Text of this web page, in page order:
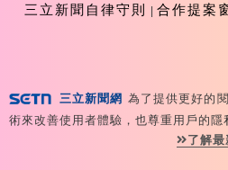
三立新聞自律守則
合作提案
Copyright ©2026 Sanlih
Reserved 版權所有 盜用必究 台
號 02-
三立新聞網 為了提供更好的
術來改善使用者體驗，也尊重用戶的隱
了解最